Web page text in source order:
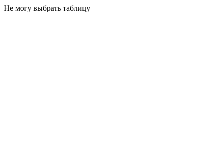
Не могу выбрать таблицу